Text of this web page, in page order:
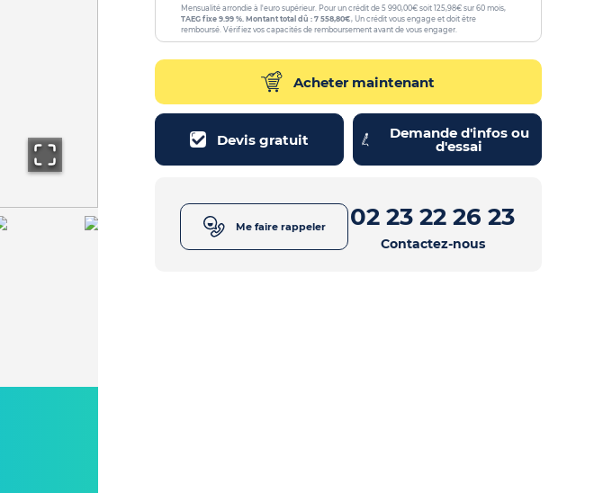
Mensualité arrondie à l'euro supérieur. Pour un crédit de 5 990,00€ soit 125,98€ sur 60 mois,
TAEG fixe 9.99 %. Montant total dû : 7 558,80€, Un crédit vous engage et doit être
remboursé. Vérifiez vos capacités de remboursement avant de vous engager.
Acheter maintenant
Devis gratuit Demande d'infos ou
d'essai
Me faire rappeler 02 23 22 26 23
Contactez-nous